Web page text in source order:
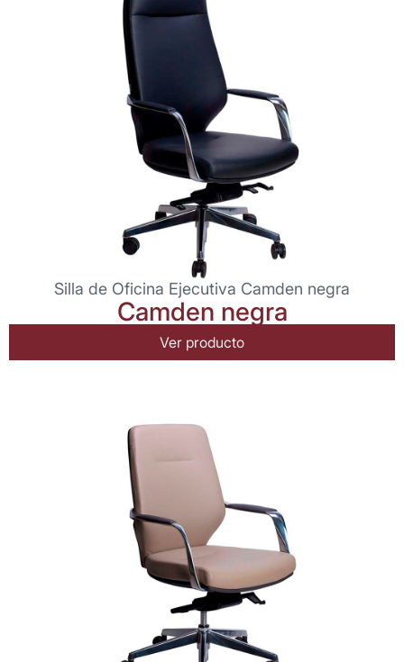
Silla de Oficina Ejecutiva Camden negra
Camden negra
Ver producto